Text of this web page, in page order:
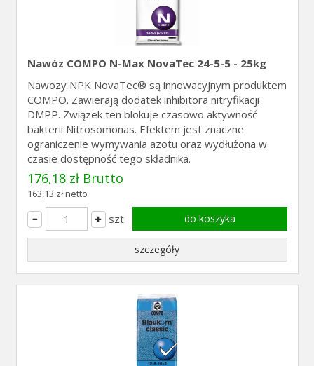
Nawóz COMPO N-Max NovaTec 24-5-5 - 25kg
Nawozy NPK NovaTec® są innowacyjnym produktem
COMPO. Zawierają dodatek inhibitora nitryfikacji
DMPP. Związek ten blokuje czasowo aktywność
bakterii Nitrosomonas. Efektem jest znaczne
ograniczenie wymywania azotu oraz wydłużona w
czasie dostępność tego składnika.
176,18 zł Brutto
163,13 zł netto
szt do koszyka
szczegóły